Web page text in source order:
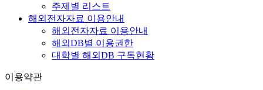
주제별 리스트
해외전자자료 이용안내
해외전자자료 이용안내
해외DB별 이용권한
대학별 해외DB 구독현황
이용약관